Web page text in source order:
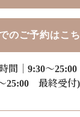
のご予約はこ
間｜9:30～25:00
25:00 最終受付)